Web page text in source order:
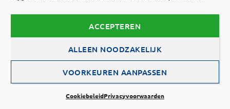
ACCEPTEREN
ALLEEN NOODZAKELIJK
VOORKEUREN AANPASSEN
CookiebeleidPrivacyvoorwaarden
© 2021 SHV Woerden |Privacyvoorwaarden
Cookiebeleid
Brût Communicatie